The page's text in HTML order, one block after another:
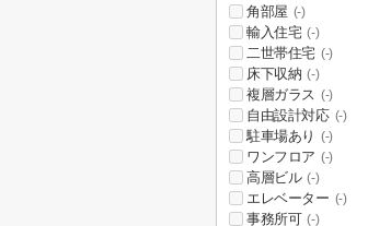
角部屋 (-)
輸入住宅 (-)
二世帯住宅 (-)
床下収納 (-)
複層ガラス (-)
自由設計対応 (-)
駐車場あり (-)
ワンフロア (-)
高層ビル (-)
エレベーター (-)
事務所可 (-)